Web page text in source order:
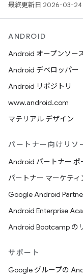
最終更新日 2026-03-24
ANDROID
Android オープンソー
Android デベロッパー
Android リポジトリ
www.android.com
マテリアル デザイン
パートナー向けリソ
Android パートナー ポ
パートナー マーケティ
Google Android
Android Enterprise
Android Bootcamp の
サポート
Google グループの